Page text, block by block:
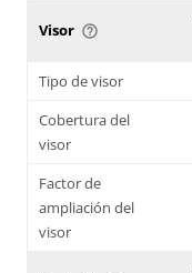
Visor help_outline
Tipo de visor
Cobertura del
visor
Factor de
ampliación del
visor